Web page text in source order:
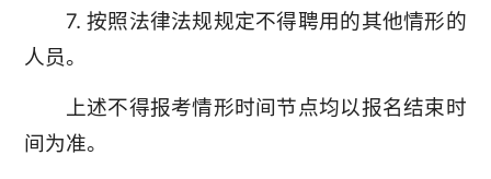
7. 按照法律法规规定不得聘用的其他情形的
人员。
上述不得报考情形时间节点均以报名结束时
间为准。